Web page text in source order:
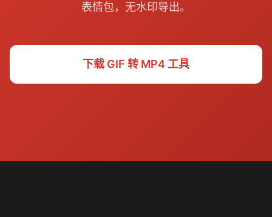
表情包，无水印导出。
下载 GIF 转 MP4 工具